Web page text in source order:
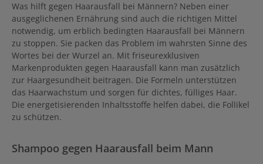
Was hilft gegen Haarausfall bei Männern? Neben einer
ausgeglichenen Ernährung sind auch die richtigen Mittel
notwendig, um erblich bedingten Haarausfall bei Männern
zu stoppen. Sie packen das Problem im wahrsten Sinne des
Wortes bei der Wurzel an. Mit friseurexklusiven
Markenprodukten gegen Haarausfall kann man zusätzlich
zur Haargesundheit beitragen. Die Formeln unterstützen
das Haarwachstum und sorgen für dichtes, fülliges Haar.
Die energetisierenden Inhaltsstoffe helfen dabei, die Follikel
zu schützen.
Shampoo gegen Haarausfall beim Mann